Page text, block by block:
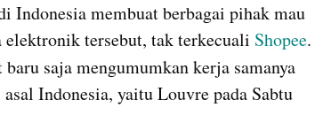
Indonesia membuat berbagai pihak mau
tersebut, tak terkecuali Shopee.
baru saja mengumumkan kerja samanya
Indonesia, yaitu Louvre pada Sabtu